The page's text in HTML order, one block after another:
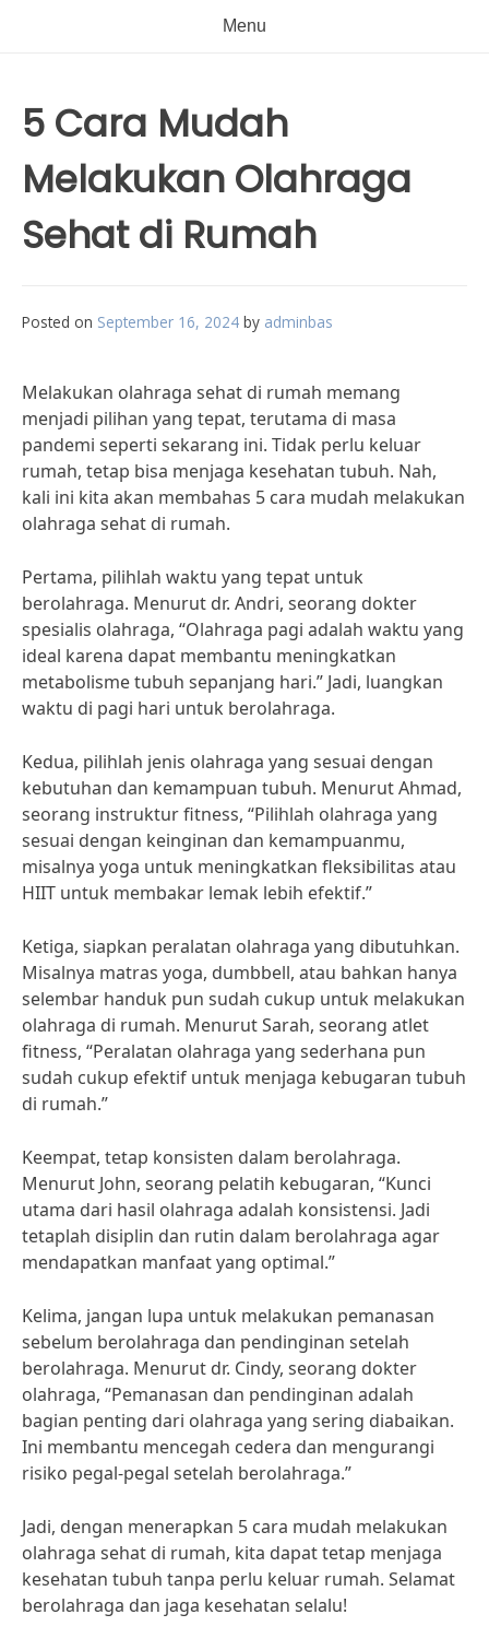
Menu
5 Cara Mudah
Melakukan Olahraga
Sehat di Rumah
Posted on September 16, 2024 by adminbas
Melakukan olahraga sehat di rumah memang
menjadi pilihan yang tepat, terutama di masa
pandemi seperti sekarang ini. Tidak perlu keluar
rumah, tetap bisa menjaga kesehatan tubuh. Nah,
kali ini kita akan membahas 5 cara mudah melakukan
olahraga sehat di rumah.
Pertama, pilihlah waktu yang tepat untuk
berolahraga. Menurut dr. Andri, seorang dokter
spesialis olahraga, “Olahraga pagi adalah waktu yang
ideal karena dapat membantu meningkatkan
metabolisme tubuh sepanjang hari.” Jadi, luangkan
waktu di pagi hari untuk berolahraga.
Kedua, pilihlah jenis olahraga yang sesuai dengan
kebutuhan dan kemampuan tubuh. Menurut Ahmad,
seorang instruktur fitness, “Pilihlah olahraga yang
sesuai dengan keinginan dan kemampuanmu,
misalnya yoga untuk meningkatkan fleksibilitas atau
HIIT untuk membakar lemak lebih efektif.”
Ketiga, siapkan peralatan olahraga yang dibutuhkan.
Misalnya matras yoga, dumbbell, atau bahkan hanya
selembar handuk pun sudah cukup untuk melakukan
olahraga di rumah. Menurut Sarah, seorang atlet
fitness, “Peralatan olahraga yang sederhana pun
sudah cukup efektif untuk menjaga kebugaran tubuh
di rumah.”
Keempat, tetap konsisten dalam berolahraga.
Menurut John, seorang pelatih kebugaran, “Kunci
utama dari hasil olahraga adalah konsistensi. Jadi
tetaplah disiplin dan rutin dalam berolahraga agar
mendapatkan manfaat yang optimal.”
Kelima, jangan lupa untuk melakukan pemanasan
sebelum berolahraga dan pendinginan setelah
berolahraga. Menurut dr. Cindy, seorang dokter
olahraga, “Pemanasan dan pendinginan adalah
bagian penting dari olahraga yang sering diabaikan.
Ini membantu mencegah cedera dan mengurangi
risiko pegal-pegal setelah berolahraga.”
Jadi, dengan menerapkan 5 cara mudah melakukan
olahraga sehat di rumah, kita dapat tetap menjaga
kesehatan tubuh tanpa perlu keluar rumah. Selamat
berolahraga dan jaga kesehatan selalu!